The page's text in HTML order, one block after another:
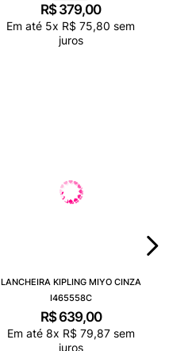
R$ 379,00
Em até 5x R$ 75,80 sem
juros
LANCHEIRA KIPLING MIYO CINZA
I465558C
R$ 639,00
Em até 8x R$ 79,87sem
juros